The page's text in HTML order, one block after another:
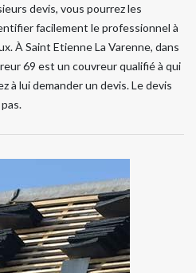
devis, vous pourrez les
facilement le professionnel à
À Saint Etienne La Varenne, dans
69 est un couvreur qualifié à qui
à lui demander un devis. Le devis